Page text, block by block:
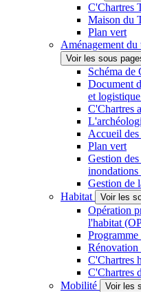
C'Chartres
Maison du
Plan vert
Aménagement du
Voir les sous
Schéma de
Document
et
C'Chartres
Accueil
Plan vert
Gestion
Gestion de
Habitat
Voir les
Opération
l'habitat
Rénovation
C'Chartres
C'Chartres
Mobilité
Voir les